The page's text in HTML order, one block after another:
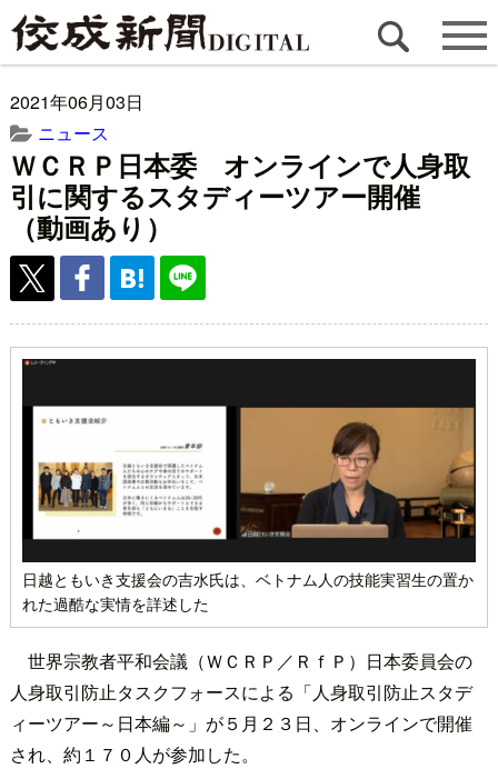
2021年06月03日
ニュース
ＷＣＲＰ日本委 オンラインで人身取
引に関するスタディーツアー開催
（動画あり）
日越ともいき支援会の吉水氏は、ベトナム人の技能実習生の置か
れた過酷な実情を詳述した
世界宗教者平和会議（ＷＣＲＰ／ＲｆＰ）日本委員会の
人身取引防止タスクフォースによる「人身取引防止スタデ
ィーツアー～日本編～」が５月２３日、オンラインで開催
され、約１７０人が参加した。